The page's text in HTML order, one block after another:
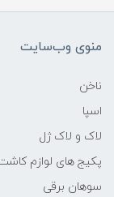
منوی وب‌سایت
ناخن
اسپا
لاک و لاک ژل
پکیج های لوازم
سوهان برقی